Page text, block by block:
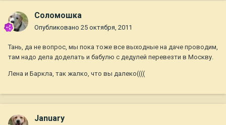
Соломошка
Опубликовано 25 октября, 2011
Тань, да не вопрос, мы пока тоже все выходные на даче проводим,
там надо дела доделать и бабулю с дедулей перевезти в Москву.
Лена и Баркла, так жалко, что вы далеко((((
January